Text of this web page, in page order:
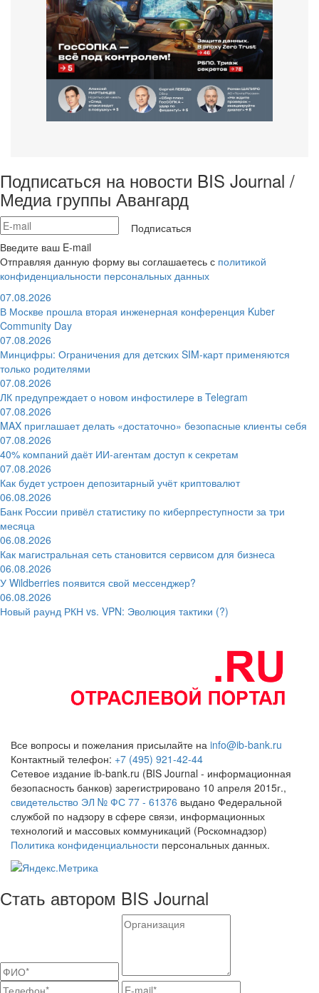
Подписаться на новости BIS Journal /
Медиа группы Авангард
Подписаться
Введите ваш E-mail
Отправляя данную форму вы соглашаетесь с политикой
конфиденциальности персональных данных
07.08.2026
В Москве прошла вторая инженерная конференция Kuber
Community Day
07.08.2026
Минцифры: Ограничения для детских SIM-карт применяются
только родителями
07.08.2026
ЛК предупреждает о новом инфостилере в Telegram
07.08.2026
MAX приглашает делать «достаточно» безопасные клиенты себя
07.08.2026
40% компаний даёт ИИ‑агентам доступ к секретам
07.08.2026
Как будет устроен депозитарный учёт криптовалют
06.08.2026
Банк России привёл статистику по киберпреступности за три
месяца
06.08.2026
Как магистральная сеть становится сервисом для бизнеса
06.08.2026
У Wildberries появится свой мессенджер?
06.08.2026
Новый раунд РКН vs. VPN: Эволюция тактики (?)
Все вопросы и пожелания присылайте на info@ib-bank.ru
Контактный телефон: +7 (495) 921-42-44
Сетевое издание ib-bank.ru (BIS Journal - информационная
безопасность банков) зарегистрировано 10 апреля 2015г.,
свидетельство ЭЛ № ФС 77 - 61376 выдано Федеральной
службой по надзору в сфере связи, информационных
технологий и массовых коммуникаций (Роскомнадзор)
Политика конфиденциальности персональных данных.
Стать автором BIS Journal